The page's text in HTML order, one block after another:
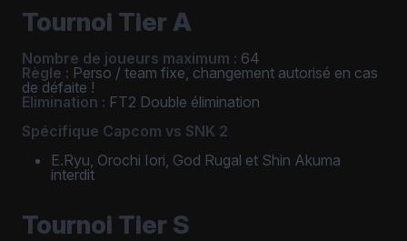
Tournoi Tier A
Nombre de joueurs maximum : 64
Règle : Perso / team fixe, changement autorisé en cas
de défaite !
Elimination : FT2 Double élimination
Spécifique Capcom vs SNK 2
E.Ryu, Orochi Iori, God Rugal et Shin Akuma
interdit
Tournoi Tier S